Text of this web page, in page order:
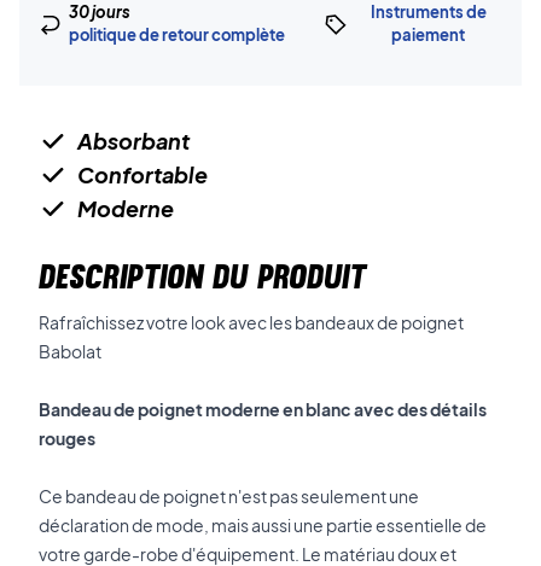
30 jours
politique de retour complète
Instruments de
paiement
Absorbant
Confortable
Moderne
DESCRIPTION DU PRODUIT
Rafraîchissez votre look avec les bandeaux de poignet
Babolat
Bandeau de poignet moderne en blanc avec des détails
rouges
Ce bandeau de poignet n'est pas seulement une
déclaration de mode, mais aussi une partie essentielle de
votre garde-robe d'équipement. Le matériau doux et